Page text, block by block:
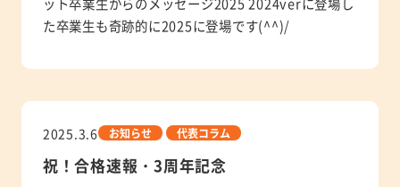
た卒業生も奇跡的に2025に登場です(^^)/
2025.3.6 お知らせ 代表コラム
祝！合格速報・3周年記念